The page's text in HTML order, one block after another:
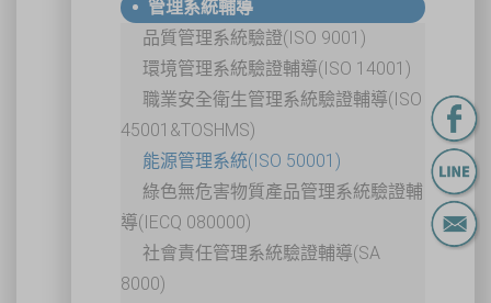
管理系統輔導
品質管理系統驗證(ISO 9001)
環境管理系統驗證輔導(ISO 14001)
職業安全衛生管理系統驗證輔導(ISO
45001&TOSHMS)
能源管理系統(ISO 50001)
綠色無危害物質產品管理系統驗證輔
導(IECQ 080000)
社會責任管理系統驗證輔導(SA
8000)